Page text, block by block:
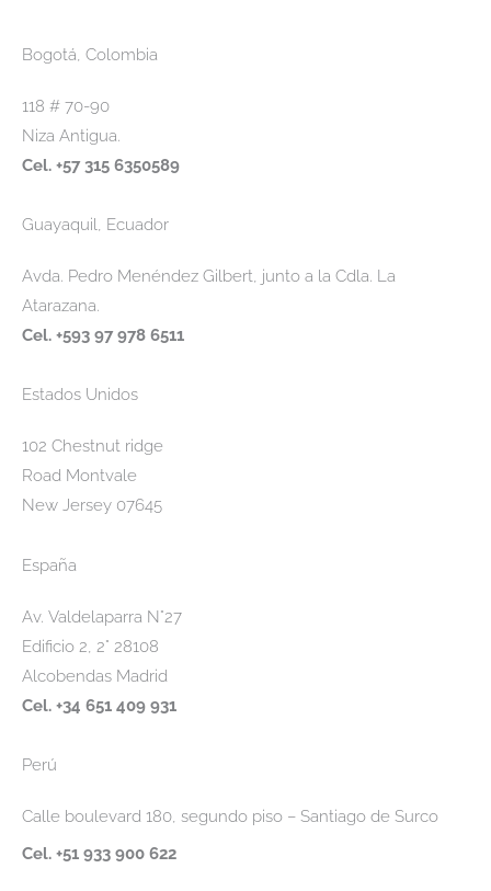
Bogotá, Colombia
118 # 70-90
Niza Antigua.
Cel. +57 315 6350589
Guayaquil, Ecuador
Avda. Pedro Menéndez Gilbert, junto a la Cdla. La
Atarazana.
Cel. +593 97 978 6511
Estados Unidos
102 Chestnut ridge
Road Montvale
New Jersey 07645
España
Av. Valdelaparra N°27
Edificio 2, 2° 28108
Alcobendas Madrid
Cel. +34 651 409 931
Perú
Calle boulevard 180, segundo piso – Santiago de Surco
Cel. +51 933 900 622